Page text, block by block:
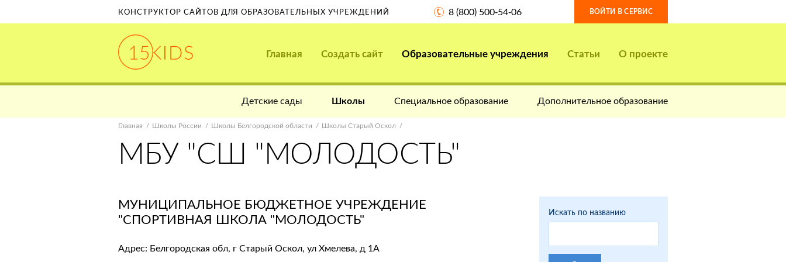
КОНСТРУКТОР САЙТОВ ДЛЯ ОБРАЗОВАТЕЛЬНЫХ УЧРЕЖДЕНИЙ 8 (800) 500-54-06 ВОЙТИ В СЕРВИС
Главная Создать сайт Образовательные учреждения Статьи О проекте
Детские сады Школы Специальное образование Дополнительное образование
Главная Школы России Школы Белгородской области Школы Старый Оскол
МБУ "СШ "МОЛОДОСТЬ"
МУНИЦИПАЛЬНОЕ БЮДЖЕТНОЕ УЧРЕЖДЕНИЕ
"СПОРТИВНАЯ ШКОЛА "МОЛОДОСТЬ"
Адрес: Белгородская обл, г Старый Оскол, ул Хмелева, д 1А
Искать по названию